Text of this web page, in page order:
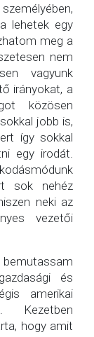
lehetek egy
meg a
nem
vagyunk
irányokat, a
közösen
jobb is,
így sokkal
egy irodát.
sok nehéz
neki az
vezetői
és
amerikai
Kezetben
hogy amit